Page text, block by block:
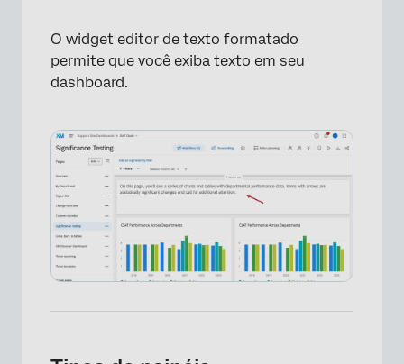
Adição de texto dinâmico
Perguntas frequentes
O widget editor de texto formatado
permite que você exiba texto em seu
dashboard.